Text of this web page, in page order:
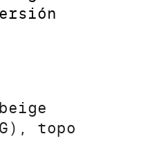
topo